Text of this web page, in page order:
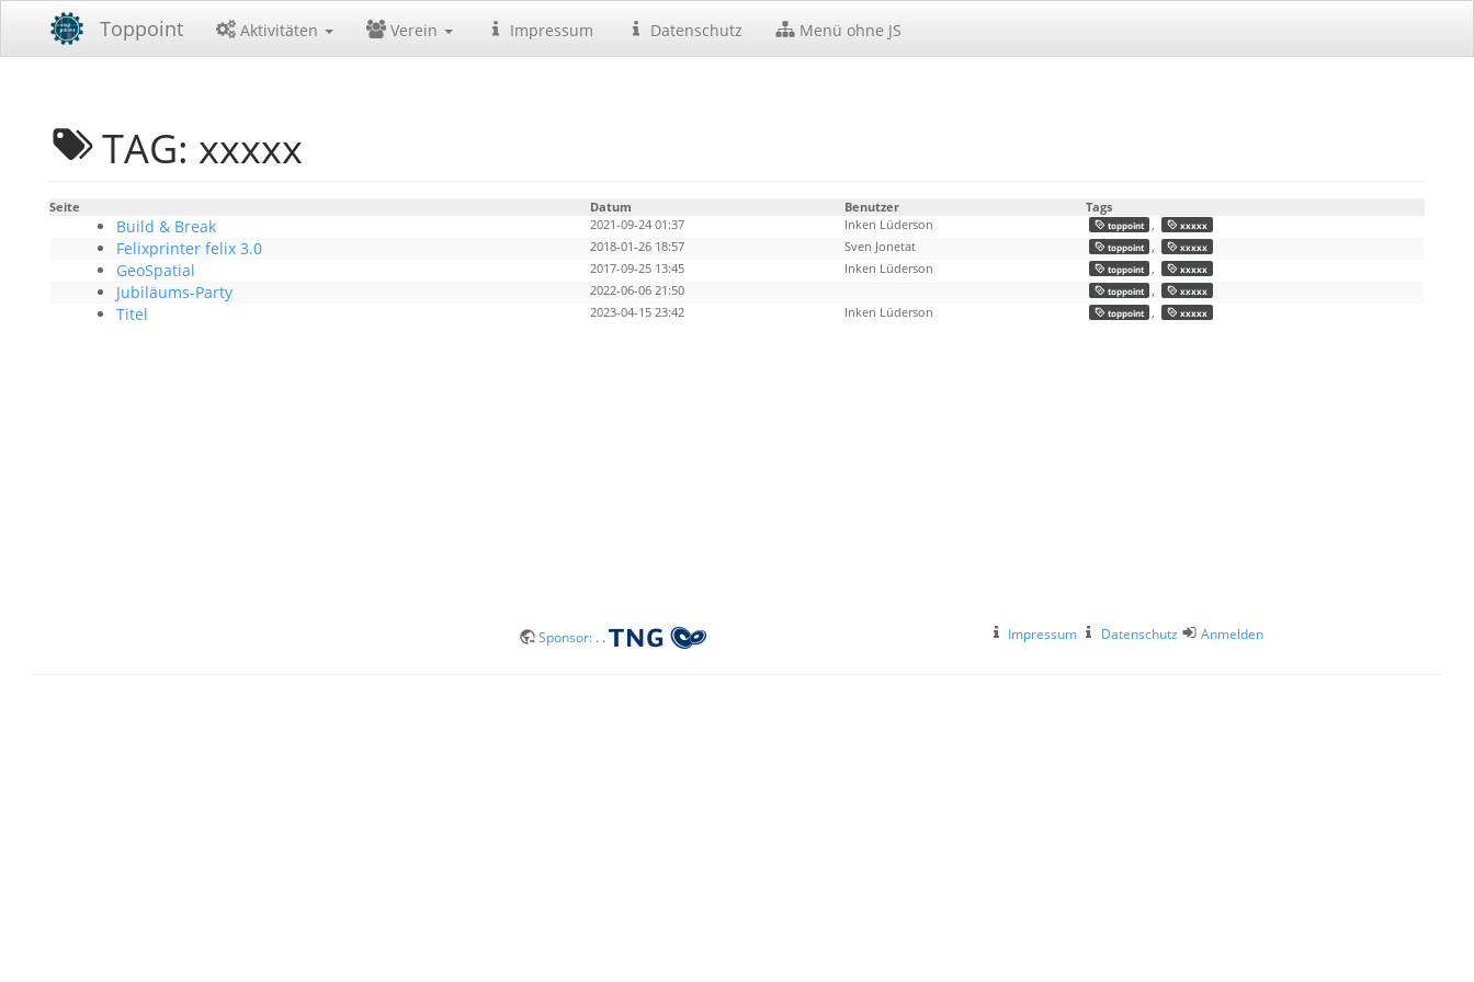
Toppoint Aktivitäten Verein Impressum Datenschutz Menü ohne JS
TAG: xxxxx
Seite Datum Benutzer Tags
Build & Break 2021-09-24 01:37 Inken Lüderson toppoint xxxxx
Felixprinter felix 3.0 2018-01-26 18:57 Sven Jonetat toppoint xxxxx
GeoSpatial 2017-09-25 13:45 Inken Lüderson toppoint xxxxx
Jubiläums-Party 2022-06-06 21:50 toppoint xxxxx
Titel 2023-04-15 23:42 Inken Lüderson toppoint xxxxx
Sponsor: . . Impressum Datenschutz Anmelden